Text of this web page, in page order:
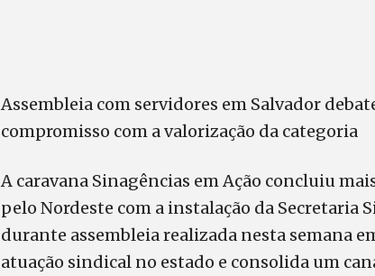
Assembleia com servidores em Salvador
compromisso com a valorização da categoria
A caravana Sinagências em Ação concluiu
pelo Nordeste com a instalação da Secretaria
durante assembleia realizada nesta semana
atuação sindical no estado e consolida um